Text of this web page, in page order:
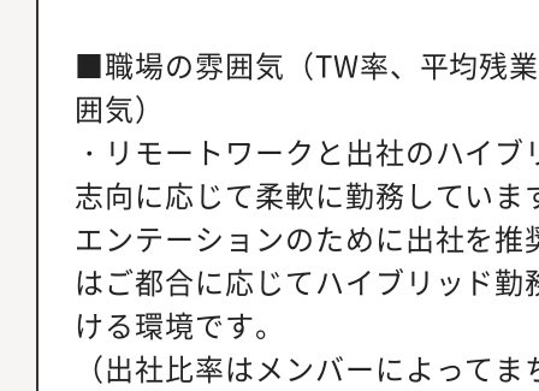
■職場の雰囲気（TW率、平均残
囲気）
・リモートワークと出社のハイ
志向に応じて柔軟に勤務してい
エンテーションのために出社を
はご都合に応じてハイブリッド
ける環境です。
（出社比率はメンバーによって